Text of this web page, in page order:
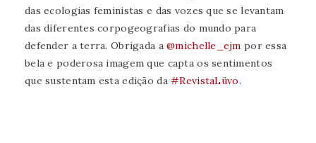
das ecologias feministas e das vozes que se levantam
das diferentes corpogeografias do mundo para
defender a terra. Obrigada a@michelle_ejm por essa
bela e poderosa imagem que capta os sentimentos
que sustentam esta edição da#RevistaLüvo.